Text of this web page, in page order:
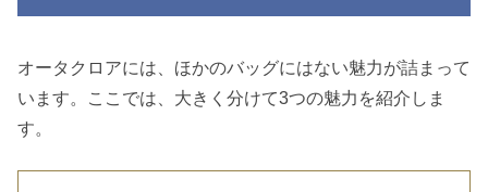
オータクロアには、ほかのバッグにはない魅力が詰まって
います。ここでは、大きく分けて3つの魅力を紹介しま
す。